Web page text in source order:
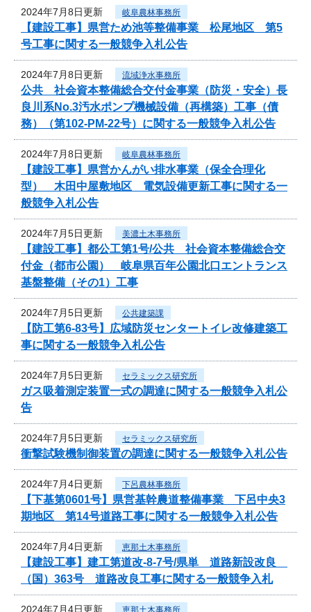
2024年7月8日更新 岐阜農林事務所
【建設工事】県営ため池等整備事業 松尾地区 第5
号工事に関する一般競争入札公告
2024年7月8日更新 流域浄水事務所
公共 社会資本整備総合交付金事業（防災・安全）長
良川系No.3汚水ポンプ機械設備（再構築）工事（債
務）（第102-PM-22号）に関する一般競争入札公告
2024年7月8日更新 岐阜農林事務所
【建設工事】県営かんがい排水事業（保全合理化
型） 木田中屋敷地区 電気設備更新工事に関する一
般競争入札公告
2024年7月5日更新 美濃土木事務所
【建設工事】都公工第1号/公共 社会資本整備総合交
付金（都市公園） 岐阜県百年公園北口エントランス
基盤整備（その1）工事
2024年7月5日更新 公共建築課
【防工第6-83号】広域防災センタートイレ改修建築工
事に関する一般競争入札公告
2024年7月5日更新 セラミックス研究所
ガス吸着測定装置一式の調達に関する一般競争入札公
告
2024年7月5日更新 セラミックス研究所
衝撃試験機制御装置の調達に関する一般競争入札公告
2024年7月4日更新 下呂農林事務所
【下基第0601号】県営基幹農道整備事業 下呂中央3
期地区 第14号道路工事に関する一般競争入札公告
2024年7月4日更新 恵那土木事務所
【建設工事】建工第道改-8-7号/県単 道路新設改良
（国）363号 道路改良工事に関する一般競争入札
2024年7月4日更新 恵那土木事務所